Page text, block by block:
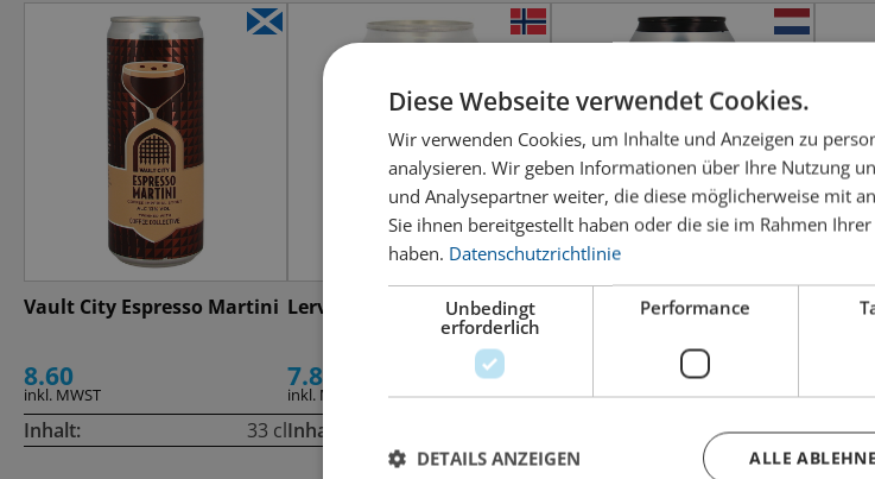
Vault City Espresso Martini
8.60
inkl. MWST
Inhalt: 33 cl
Lervig 3 Bean Stout
7.80
inkl. MWST
Inhalt:
Moersleutel Turbinado
inkl. MWST
44 cl
inkl.
Inhalt:
Diese Webseite verwendet Cookies.
Wir verwenden Cookies, um Inhalte und Anzeigen zu
analysieren. Wir geben Informationen über Ihre Nutzung
und Analysepartner weiter, die diese möglicherweise mit
Sie ihnen bereitgestellt haben oder die sie im Rahmen
haben. Datenschutzrichtlinie
Unbedingt
erforderlich
Performance
ALLE
DETAILS ANZEIGEN